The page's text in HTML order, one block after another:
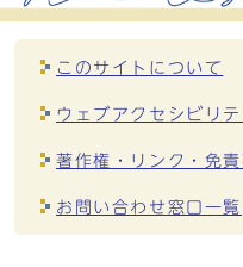
このサイトについて
ウェブアクセシビリ
著作権・リンク・免
お問い合わせ窓口一覧